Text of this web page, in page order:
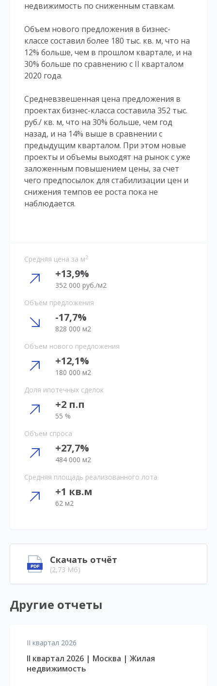
недвижимость по сниженным ставкам.
Объем нового предложения в бизнес-
классе составил более 180 тыс. кв. м, что на
12% больше, чем в прошлом квартале, и на
30% больше по сравнению с II кварталом
2020 года.
Средневзвешенная цена предложения в
проектах бизнес-класса составила 352 тыс.
руб./ кв. м, что на 30% больше, чем год
назад, и на 14% выше в сравнении с
предыдущим кварталом. При этом новые
проекты и объемы выходят на рынок с уже
заложенным повышением цены, за счет
чего предпосылок для стабилизации цен и
снижения темпов ее роста пока не
наблюдается.
Средняя цена за м2
+13,9%
352 000 руб./м2
Объём предложения
-17,7%
828 000 м2
Объем нового предложения
+12,1%
180 000 м2
Доля ипотечных сделок
+2 п.п
55 %
Объем спроса
+27,7%
484 000 м2
Средняя площадь реализованного лота
+1 кв.м
62 м2
Скачать отчёт
(2,73 Мб)
Другие отчеты
II квартал 2026
II квартал 2026 | Москва | Жилая
недвижимость